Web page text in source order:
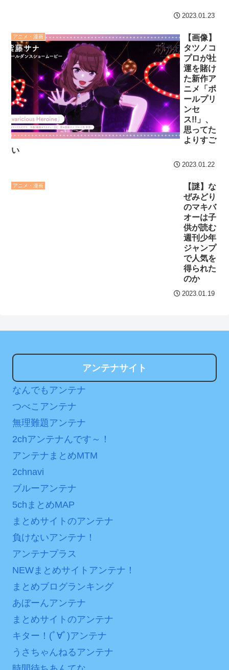
2023.01.23
アニメ・漫画
【画像】
タツノコ
プロが社
運を賭け
た新作ア
ニメ「ポ
ールプリ
ンセ
ス!!」、
思ってた
よりすご
い
2023.01.22
アニメ・漫画
【謎】な
ぜみどり
のマキバ
オーは子
供が読む
週刊少年
ジャンプ
で人気を
得られた
のか
2023.01.19
アンテナサイト
なんでもアンテナ
つべこアンテナ
無理難題アンテナ
2chアンテナんです～！
アンテナまとめMTM
2chnavi
ブルーアンテナ
5chまとめMAP
まとめサイトのアンテナ
負けないアンテナ！
アンテナプラス
NEWまとめサイトアンテナ！
まとめブログランキング
あぼーんアンテナ
まとめサイトのアンテナ
キター！(ﾟ∀ﾟ)アンテナ
うさちゃんねるアンテナ